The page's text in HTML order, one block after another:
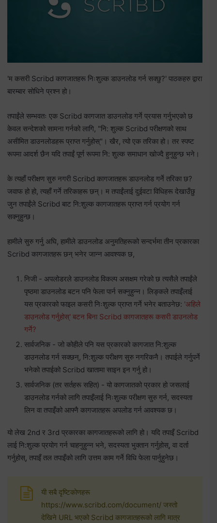
'म कसरी Scribd कागजातहरू निःशुल्क डाउनलोड गर्न सक्छु?' पाठकहरु द्वारा
बारम्बार सोधिने प्रश्न हो।
तपाईंले सम्भवतः एक Scribd कागजात डाउनलोड गर्ने प्रयास गर्नुभएको छ
केवल सन्देशको सामना गर्नको लागि, "नि: शुल्क Scribd परीक्षणको साथ
असीमित डाउनलोडहरू प्राप्त गर्नुहोस्"। खैर, त्यो एक तरिका हो। तर स्पष्ट
रूपमा आदर्श छैन यदि तपाईं पूर्ण रूपमा नि: शुल्क समाधान खोज्दै हुनुहुन्छ भने।
के त्यहाँ परीक्षण सुरु नगरी Scribd कागजातहरू डाउनलोड गर्ने तरिका छ?
जवाफ हो हो, त्यहाँ गर्ने तरिकाहरू छन्। म तपाईंलाई दुईवटा विधिहरू देखाउँछु
जुन तपाईंले Scribd बाट नि:शुल्क कागजातहरू प्राप्त गर्न प्रयोग गर्न
सक्नुहुन्छ।
हामीले सुरु गर्नु अघि, हामीले डाउनलोड अनुमतिहरूको सन्दर्भमा तीन प्रकारका
Scribd कागजातहरू छन् भनेर जान्न आवश्यक छ,
निजी - अपलोडरले डाउनलोड विकल्प असक्षम गरेको छ त्यसैले तपाईंले
पृष्ठमा डाउनलोड बटन पनि फेला पार्न सक्नुहुन्न। लिङ्कले तपाइँलाई
यस प्रकारको फाइल कसरी निःशुल्क प्राप्त गर्ने भनेर बताउनेछ: 'अहिले
डाउनलोड गर्नुहोस्' बटन बिना Scribd कागजातहरू कसरी डाउनलोड
गर्ने?
सार्वजनिक - जो कोहीले पनि यस प्रकारको कागजात नि:शुल्क
डाउनलोड गर्न सक्छन्, नि:शुल्क परीक्षण सुरु नगरिकनै। तपाईले गर्नुपर्ने
भनेको तपाईको Scribd खातामा साइन इन गर्नु हो।
सार्वजनिक (तर सर्तहरू सहित) - यो कागजातको प्रकार हो जसलाई
डाउनलोड गर्नको लागि तपाइँलाई निःशुल्क परीक्षण सुरु गर्न, सदस्यता
लिन वा तपाइँको आफ्नै कागजातहरू अपलोड गर्न आवश्यक छ।
यो लेख 2nd र 3rd प्रकारका कागजातहरूको लागि हो। यदि तपाइँ Scribd
लाई नि:शुल्क प्रयोग गर्न चाहनुहुन्न भने, सदस्यता भुक्तान गर्नुहोस्, वा दर्ता
गर्नुहोस्, तपाइँ तल तपाइँको लागि उत्तम काम गर्ने विधि फेला पार्नुहुनेछ।
यी सबै दृष्टिकोणहरू
https://www.scribd.com/document/ जस्तो
देखिने URL भएको Scribd कागजातहरूको लागि मात्र